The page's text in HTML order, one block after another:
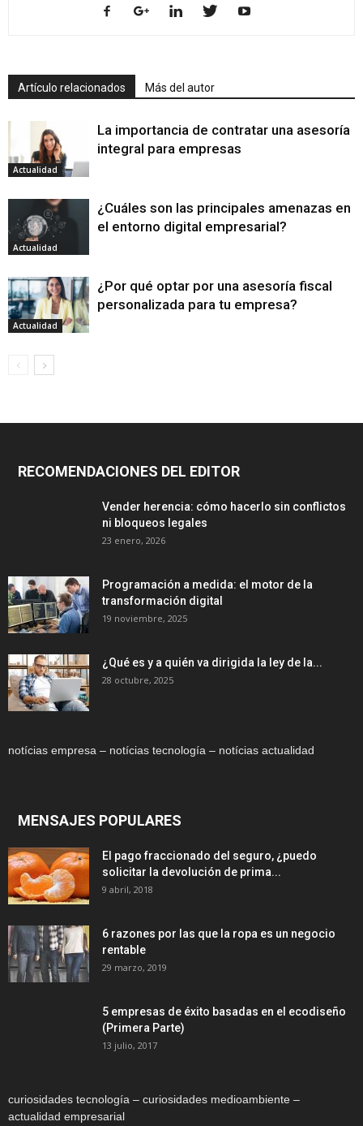
Artículo relacionados Más del autor
Actualidad
La importancia de contratar una asesoría
integral para empresas
Actualidad
¿Cuáles son las principales amenazas en
el entorno digital empresarial?
Actualidad
¿Por qué optar por una asesoría fiscal
personalizada para tu empresa?
RECOMENDACIONES DEL EDITOR
Vender herencia: cómo hacerlo sin conflictos
ni bloqueos legales
23 enero, 2026
Programación a medida: el motor de la
transformación digital
19 noviembre, 2025
¿Qué es y a quién va dirigida la ley de la...
28 octubre, 2025
notícias empresa – notícias tecnología – notícias actualidad
MENSAJES POPULARES
El pago fraccionado del seguro, ¿puedo
solicitar la devolución de prima...
9 abril, 2018
6 razones por las que la ropa es un negocio
rentable
29 marzo, 2019
5 empresas de éxito basadas en el ecodiseño
(Primera Parte)
13 julio, 2017
curiosidades tecnología – curiosidades medioambiente –
actualidad empresarial